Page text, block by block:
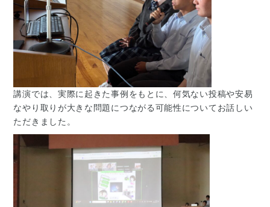
講演では、実際に起きた事例をもとに、何気ない投稿や安易
なやり取りが大きな問題につながる可能性についてお話しい
ただきました。